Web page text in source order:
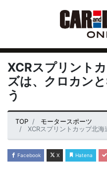
XCRスプリント
ズは、クロカン
う
TOP
モータースポーツ
XCRスプリントカップ北海道シリ
Facebook X Hatena